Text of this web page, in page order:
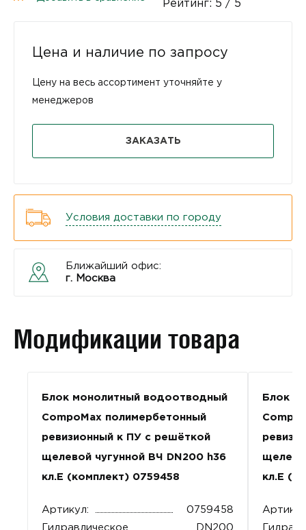
Рейтинг: 5 / 5
Цена и наличие по запросу
Цену на весь ассортимент уточняйте у
менеджеров
ЗАКАЗАТЬ
Условия доставки по городу
Ближайший офис:
г. Москва
Модификации товара
Блок монолитный водоотводный
CompoMax полимербетонный
ревизионный к ПУ с решёткой
щелевой чугунной ВЧ DN200 h36
кл.Е (комплект) 0759458
Артикул:
0759458
Гидравлическое
DN200
Блок
кл.Е